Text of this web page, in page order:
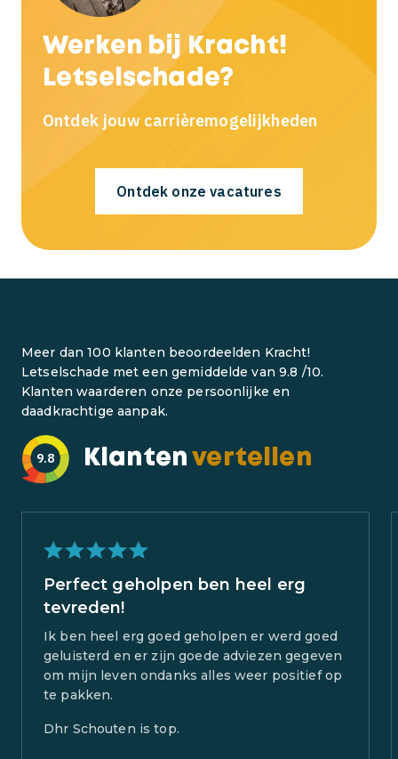
Werken bij Kracht!
Letselschade?
Ontdek jouw carrièremogelijkheden
Ontdek onze vacatures
Meer dan 100 klanten beoordeelden Kracht!
Letselschade met een gemiddelde van 9.8 /10.
Klanten waarderen onze persoonlijke en
daadkrachtige aanpak.
9.8 Klantenvertellen
Perfect geholpen ben heel erg
tevreden!
Ik ben heel erg goed geholpen er werd goed
geluisterd en er zijn goede adviezen gegeven
om mijn leven ondanks alles weer positief op
te pakken.
Dhr Schouten is top.